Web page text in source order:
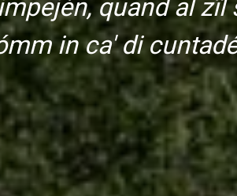
quand al zîl
in ca' di